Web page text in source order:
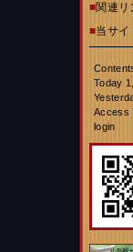
■関連リ
■当サイ
Today
Access
login